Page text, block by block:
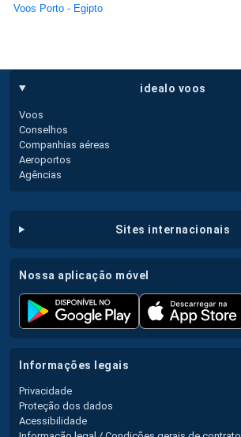
Voos Porto - Egipto
idealo voos
Voos
Conselhos
Companhias aéreas
Aeroportos
Agências
sites internacionais
nossa aplicação móvel
informações legais
Privacidade
Proteção dos dados
Acessibilidade